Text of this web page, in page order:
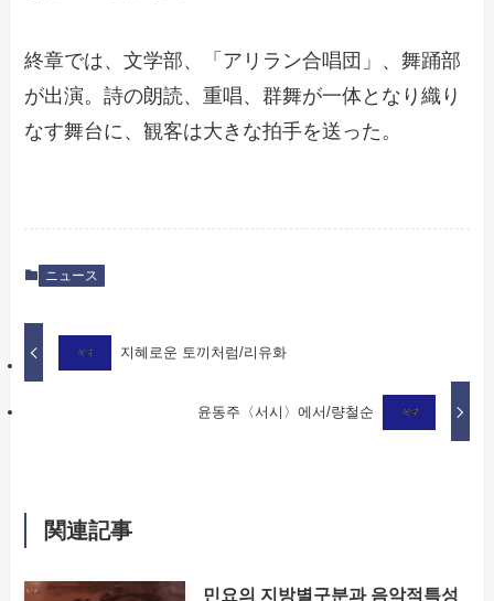
終章では、文学部、「アリラン合唱団」、舞踊部
が出演。詩の朗読、重唱、群舞が一体となり織り
なす舞台に、観客は大きな拍手を送った。
ニュース
지혜로운 토끼처럼/리유화
윤동주〈서시〉에서/량철순
関連記事
민요의 지방별구분과 음악적특성